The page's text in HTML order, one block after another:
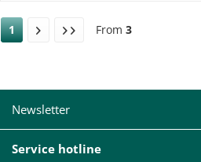
1 From 3
Newsletter
Service hotline